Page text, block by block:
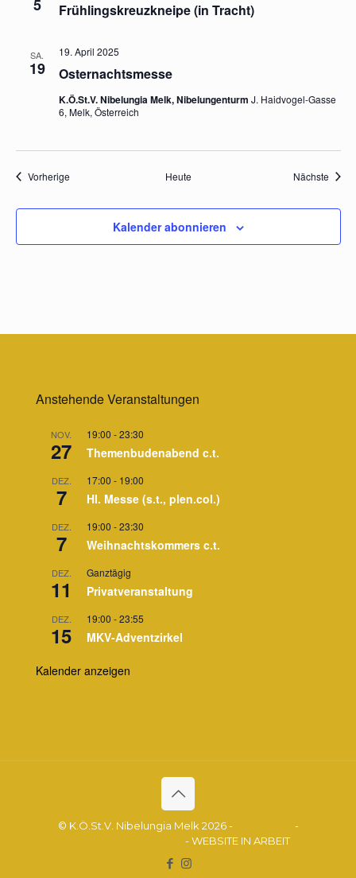
5 Frühlingskreuzkneipe (in Tracht)
SA.
19 Osternachtsmesse
19. April 2025
K.Ö.St.V. Nibelungia Melk, Nibelungenturm J. Haidvogel-Gasse
6, Melk, Österreich
VorherigeVeranstaltungen Heute Nächste
Kalender abonnieren
Anstehende Veranstaltungen
NOV.
27
19:00 -23:30
Themenbudenabend c.t.
DEZ.
7
17:00 - 19:00
Hl. Messe (s.t., plen.col.)
DEZ.
7
19:00 -23:30
Weihnachtskommers c.t.
DEZ.
11
Ganztägig
Privatveranstaltung
DEZ.
15
19:00 -23:55
MKV-Adventzirkel
Kalender anzeigen
© K.Ö.St.V. Nibelungia Melk 2026 -
-
- WEBSITE IN ARBEIT